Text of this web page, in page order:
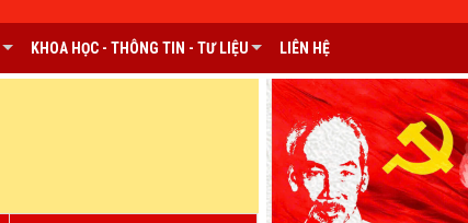
KHOA HỌC - THÔNG TIN - TƯ LIỆU LIÊN HỆ